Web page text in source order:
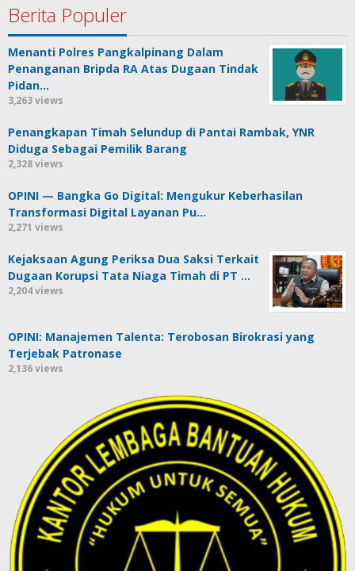
Berita Populer
Menanti Polres Pangkalpinang Dalam
Penanganan Bripda RA Atas Dugaan Tindak
Pidan…
3,263 views
Penangkapan Timah Selundup di Pantai Rambak, YNR
Diduga Sebagai Pemilik Barang
2,328 views
OPINI — Bangka Go Digital: Mengukur Keberhasilan
Transformasi Digital Layanan Pu…
2,271 views
Kejaksaan Agung Periksa Dua Saksi Terkait
Dugaan Korupsi Tata Niaga Timah di PT …
2,204 views
OPINI: Manajemen Talenta: Terobosan Birokrasi yang
Terjebak Patronase
2,136 views